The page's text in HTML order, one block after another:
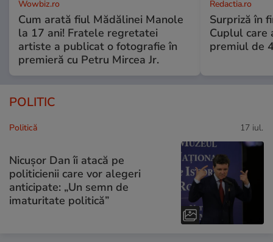
Wowbiz.ro
Cum arată fiul Mădălinei Manole
la 17 ani! Fratele regretatei
artiste a publicat o fotografie în
premieră cu Petru Mircea Jr.
Redactia.ro
Surpriză în
Cuplul care
premiul de
POLITIC
Politică 17 iul.
Nicușor Dan îi atacă pe
politicienii care vor alegeri
anticipate: „Un semn de
imaturitate politică”